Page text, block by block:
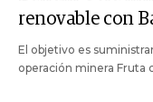
renovable con
El objetivo es
operación minera Fruta